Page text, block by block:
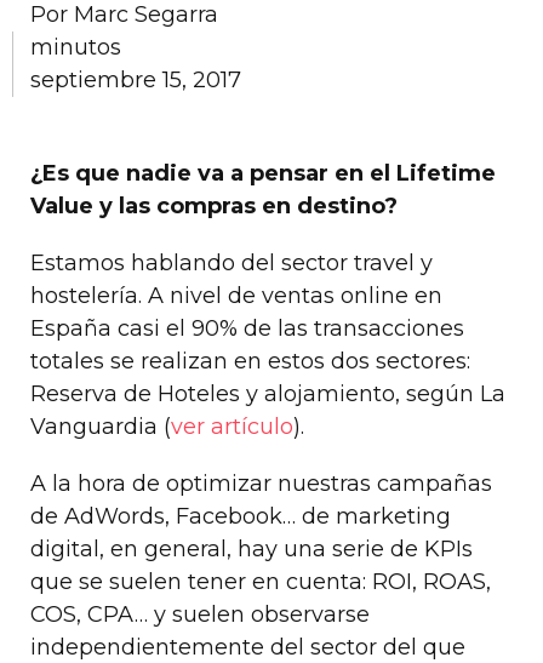
Por Marc Segarra
minutos
septiembre 15, 2017
¿Es que nadie va a pensar en el Lifetime
Value y las compras en destino?
Estamos hablando del sector travel y
hostelería. A nivel de ventas online en
España casi el 90% de las transacciones
totales se realizan en estos dos sectores:
Reserva de Hoteles y alojamiento, según La
Vanguardia (ver artículo).
A la hora de optimizar nuestras campañas
de AdWords, Facebook… de marketing
digital, en general, hay una serie de KPIs
que se suelen tener en cuenta: ROI, ROAS,
COS, CPA… y suelen observarse
independientemente del sector del que